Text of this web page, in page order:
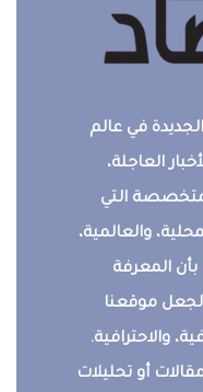
في عالم
العاجلة،
التي
والعالمية،
المعرفة
لجعل موقعنا
والاحترافية.
أو تحليلات